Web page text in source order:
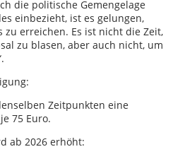
die politische Gemengelage
einbezieht, ist es gelungen,
erreichen. Es ist nicht die Zeit,
zu blasen, aber auch nicht, um
Zeitpunkten eine
75 Euro.
ab 2026 erhöht: